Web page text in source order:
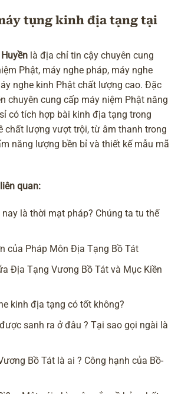
tụng kinh địa tạng tại
là địa chỉ tin cậy chuyên cung
Phật, máy nghe pháp, máy nghe
nghe kinh Phật chất lượng cao. Đặc
chuyên cung cấp máy niệm Phật năng
có tích hợp bài kinh địa tạng trong
chất lượng vượt trội, từ âm thanh trong
năng lượng bền bỉ và thiết kế mẫu mã
quan:
là thời mạt pháp? Chúng ta tu thế
của Pháp Môn Địa Tạng Bồ Tát
Địa Tạng Vương Bồ Tát và Mục Kiền
kinh địa tạng có tốt không?
sanh ra ở đâu ? Tại sao gọi ngài là
Bồ Tát là ai ? Công hạnh của Bồ-